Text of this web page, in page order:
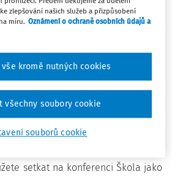
role ředitele při
školy?
ukazuje, že nejde o jednorázová
pravidla.Školní klima se rodí v
nebo jak se k sobě ve sboru
setkat na konferenci Škola jako
zlepšování našich služeb a přizpůsobení
míru. Oznámení o ochraně osobních údajů a
souborů cookie
kromě nutných cookies
všechny soubory cookie